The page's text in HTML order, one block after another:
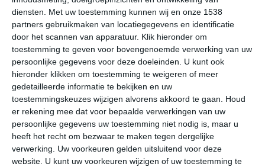
diensten. Met uw toestemming kunnen wij en onze 1538
partners gebruikmaken van locatiegegevens en identificatie
door het scannen van apparatuur. Klik hieronder om
toestemming te geven voor bovengenoemde verwerking van uw
persoonlijke gegevens voor deze doeleinden. U kunt ook
hieronder klikken om toestemming te weigeren of meer
gedetailleerde informatie te bekijken en uw
toestemmingskeuzes wijzigen alvorens akkoord te gaan. Houd
er rekening mee dat voor bepaalde verwerkingen van uw
persoonlijke gegevens uw toestemming niet nodig is, maar u
heeft het recht om bezwaar te maken tegen dergelijke
verwerking. Uw voorkeuren gelden uitsluitend voor deze
website. U kunt uw voorkeuren wijzigen of uw toestemming te
ma
30° 19°
di
31° 19°
wo
30° 17°
do
30° 18° 28°
19°C 25°C 30°C
06:00 09:00 12:00 15:00 18:00